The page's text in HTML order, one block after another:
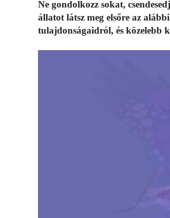
Ne gondolkozz sokat,
állatot látsz meg elsőre az
tulajdonságaidról, és közelebb